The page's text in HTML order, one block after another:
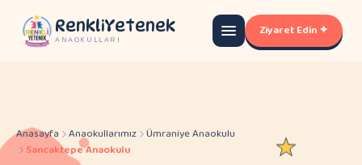
RenkliYetenek
ANAOKULLARI
Ziyaret Edin ✦
Anasayfa Anaokullarımız Ümraniye Anaokulu
Sancaktepe Anaokulu